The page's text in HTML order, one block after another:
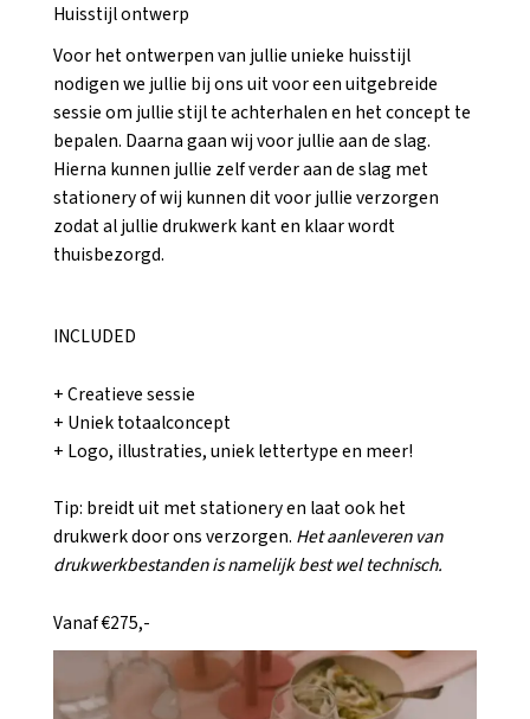
Huisstijl ontwerp
Voor het ontwerpen van jullie unieke huisstijl
nodigen we jullie bij ons uit voor een uitgebreide
sessie om jullie stijl te achterhalen en het concept te
bepalen. Daarna gaan wij voor jullie aan de slag.
Hierna kunnen jullie zelf verder aan de slag met
stationery of wij kunnen dit voor jullie verzorgen
zodat al jullie drukwerk kant en klaar wordt
thuisbezorgd.
INCLUDED
+ Creatieve sessie
+ Uniek totaalconcept
+ Logo, illustraties, uniek lettertype en meer!
Tip: breidt uit met stationery en laat ook het
drukwerk door ons verzorgen. Het aanleveren van
drukwerkbestanden is namelijk best wel technisch.
Vanaf €275,-